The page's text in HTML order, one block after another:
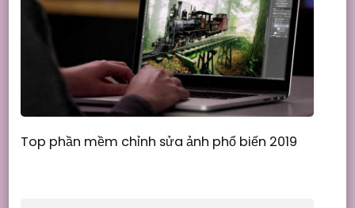
Top phần mềm chỉnh sửa ảnh phổ biến 2019